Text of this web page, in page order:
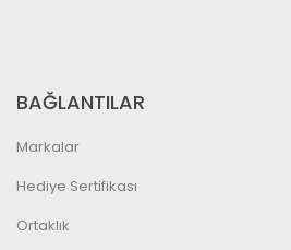
BAĞLANTILAR
Markalar
Hediye Sertifikası
Ortaklık